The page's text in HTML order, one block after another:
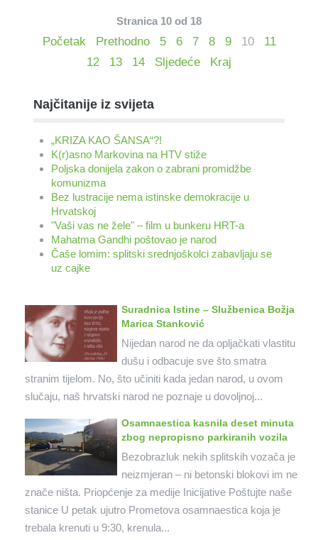
Stranica 10 od 18
Početak Prethodno 5 6 7 8 9 10
11
12
13 14 Sljedeće Kraj
Najčitanije iz svijeta
„KRIZA KAO ŠANSA“?!
K(r)asno Markovina na HTV stiže
Poljska donijela zakon o zabrani promidžbe
komunizma
Bez lustracije nema istinske demokracije u
Hrvatskoj
"Vaši vas ne žele" – film u bunkeru HRT-a
Mahatma Gandhi poštovao je narod
Čaše lomim: splitski srednjoškolci zabavljaju se
uz cajke
Suradnica Istine – Službenica Božja
Marica Stanković
Nijedan narod ne da opljačkati vlastitu
dušu i odbacuje sve što smatra
stranim tijelom. No, što učiniti kada jedan narod, u ovom
slučaju, naš hrvatski narod ne poznaje u dovoljnoj...
Osamnaestica kasnila deset minuta
zbog nepropisno parkiranih vozila
Bezobrazluk nekih splitskih vozača je
neizmjeran – ni betonski blokovi im ne
znače ništa. Priopćenje za medije Inicijative Poštujte naše
stanice U petak ujutro Prometova osamnaestica koja je
trebala krenuti u 9:30, krenula...